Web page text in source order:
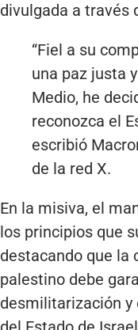
divulgada a través
“Fiel a su
una paz justa
Medio, he
reconozca el
escribió
de la red X.
En la misiva, el
los principios que
destacando que la
palestino debe
desmilitarización